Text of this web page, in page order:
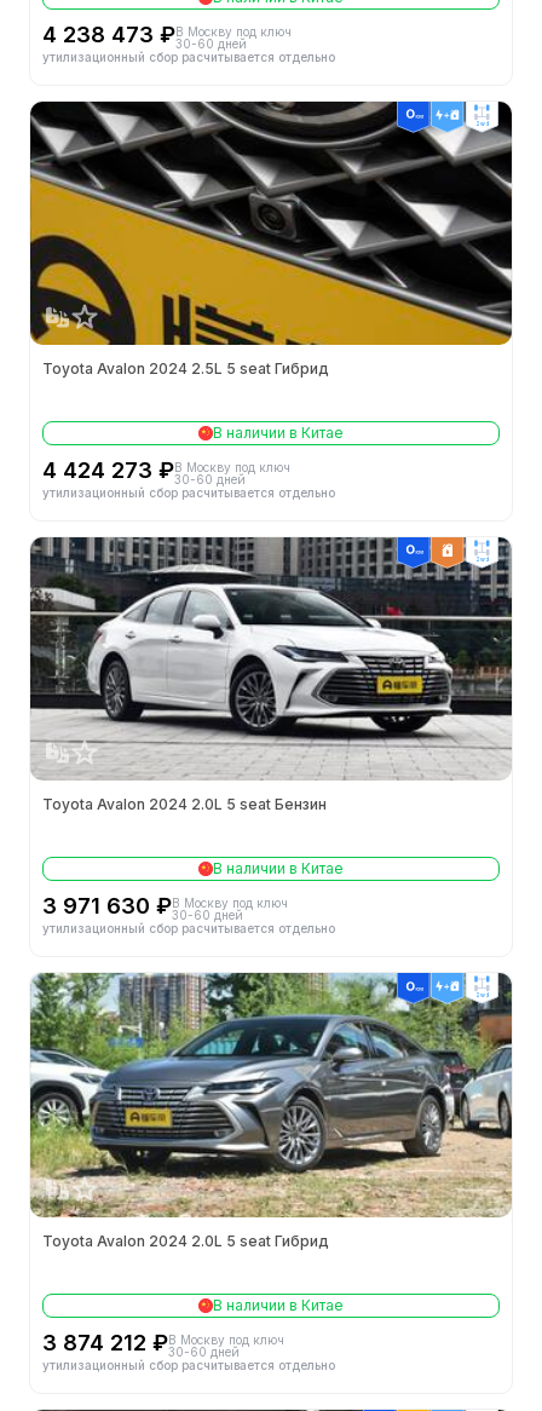
4 238 473 ₽В Москву под ключ
30-60 дней
утилизационный сбор расчитывается отдельно
2wd
Toyota Avalon 2024 2.5L 5 seat Гибрид
В наличии в Китае
4 424 273 ₽В Москву под ключ
30-60 дней
утилизационный сбор расчитывается отдельно
2wd
Toyota Avalon 2024 2.0L 5 seat Бензин
В наличии в Китае
3 971 630 ₽В Москву под ключ
30-60 дней
утилизационный сбор расчитывается отдельно
2wd
Toyota Avalon 2024 2.0L 5 seat Гибрид
В наличии в Китае
3 874 212 ₽В Москву под ключ
30-60 дней
утилизационный сбор расчитывается отдельно